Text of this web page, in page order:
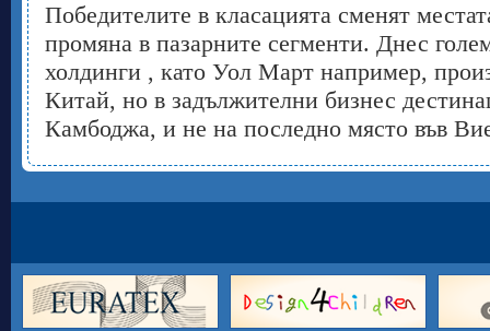
Победителите в класацията сменят
промяна в пазарните сегменти. Днес
холдинги , като Уол Март например,
Китай, но в задължителни бизнес
Камбоджа, и не на последно място във